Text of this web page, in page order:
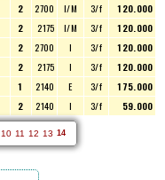
2 2700 I/M 3/f
120.000
2 2175 I/M 3/f
120.000
2 2700 I 3/f
120.000
2 2175 I 3/f
120.000
1 2140 E 3/f
175.000
2 2140 I 3/f 59.000
10 11 12 13 14